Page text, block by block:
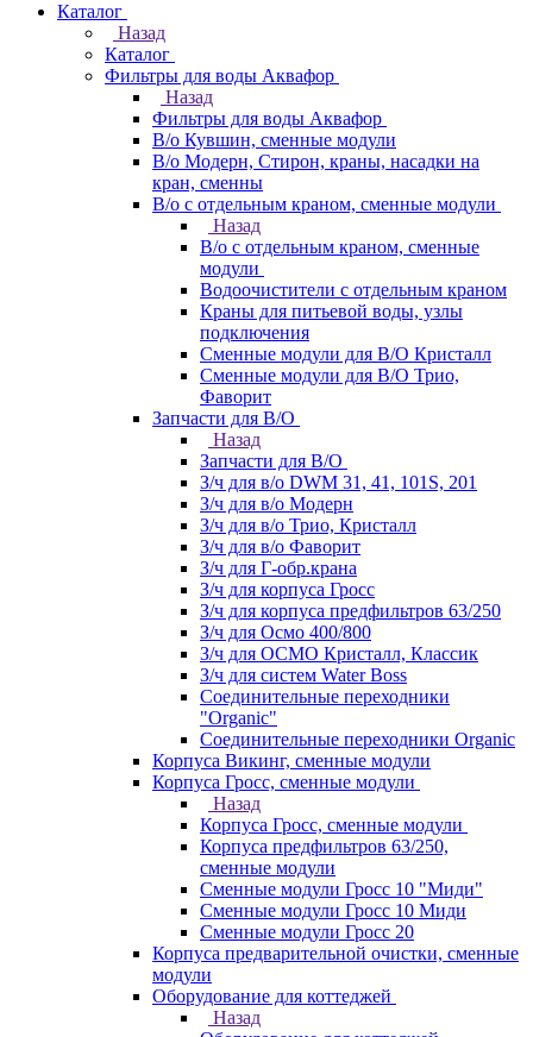
Каталог
Назад
Каталог
Фильтры для воды Аквафор
Назад
Фильтры для воды Аквафор
В/о Кувшин, сменные модули
В/о Модерн, Стирон, краны, насадки на
кран, сменны
В/о с отдельным краном, сменные модули
Назад
В/о с отдельным краном, сменные
модули
Водоочистители с отдельным краном
Краны для питьевой воды, узлы
подключения
Сменные модули для В/О Кристалл
Сменные модули для В/О Трио,
Фаворит
Запчасти для В/О
Назад
Запчасти для В/О
З/ч для в/о DWM 31, 41, 101S, 201
З/ч для в/о Модерн
З/ч для в/о Трио, Кристалл
З/ч для в/о Фаворит
З/ч для Г-обр.крана
З/ч для корпуса Гросс
З/ч для корпуса предфильтров 63/250
З/ч для Осмо 400/800
З/ч для ОСМО Кристалл, Классик
З/ч для систем Water Boss
Соединительные переходники
"Organic"
Соединительные переходники Organic
Корпуса Викинг, сменные модули
Корпуса Гросс, сменные модули
Назад
Корпуса Гросс, сменные модули
Корпуса предфильтров 63/250,
сменные модули
Сменные модули Гросс 10 "Миди"
Сменные модули Гросс 10 Миди
Сменные модули Гросс 20
Корпуса предварительной очистки, сменные
модули
Оборудование для коттеджей
Назад